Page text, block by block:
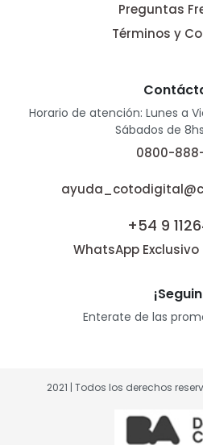
Preguntas
Términos y
Horario de atención: Lunes a
Sábados de
0800-
+54 9
WhatsApp
Enterate de las
2021 | Todos los derechos